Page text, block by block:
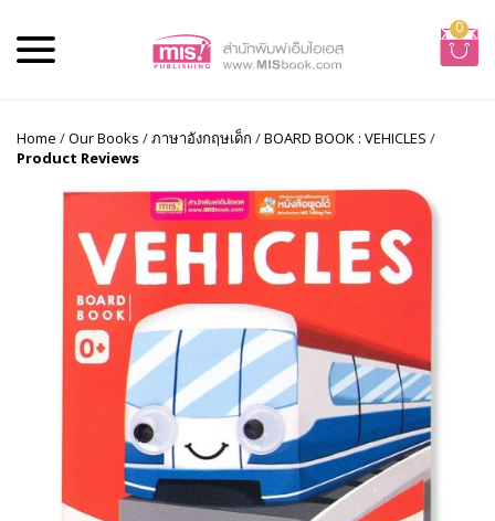
0
Home /Our Books /ภาษาอังกฤษเด็ก /BOARD BOOK : VEHICLES /
Product Reviews